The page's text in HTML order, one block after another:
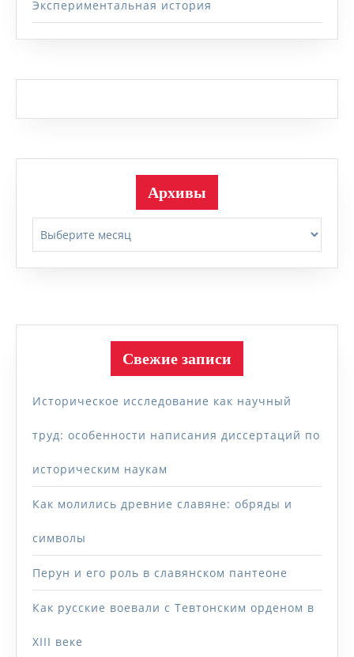
Экспериментальная история
Архивы
Свежие записи
Историческое исследование как научный
труд: особенности написания диссертаций по
историческим наукам
Как молились древние славяне: обряды и
символы
Перун и его роль в славянском пантеоне
Как русские воевали с Тевтонским орденом в
XIII веке